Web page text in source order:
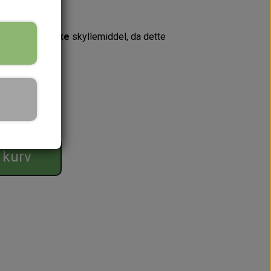
brug ikke skyllemiddel, da dette